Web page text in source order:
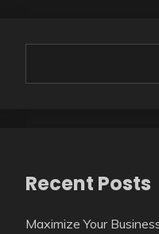
Recent Posts
Maximize Your